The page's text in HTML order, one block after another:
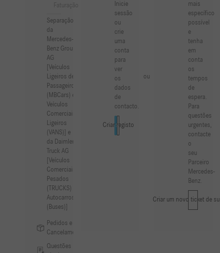
Faturação
Separação
da
Mercedes-
Benz Group
AG
[Veículos
Ligeiros de
Passageiros
(MBCars) e
Veículos
Comerciais
Ligeiros
(VANS)] e
da Daimler
Truck AG
[Veículos
Comerciais
Pesados
(TRUCKS) e
Autocarros
(Buses)]
Pedidos e
Cancelamentos
Questões
Inicie
sessão
ou
crie
uma
conta
para
ver
os
dados
de
contacto.
Iniciar sessão
Criar registo
ou
mais
específico
possível
e
tenha
em
conta
os
tempos
de
espera.
Para
questões
urgentes,
contacte
o
seu
Parceiro
Mercedes-
Benz.
Criar um novo ticket de